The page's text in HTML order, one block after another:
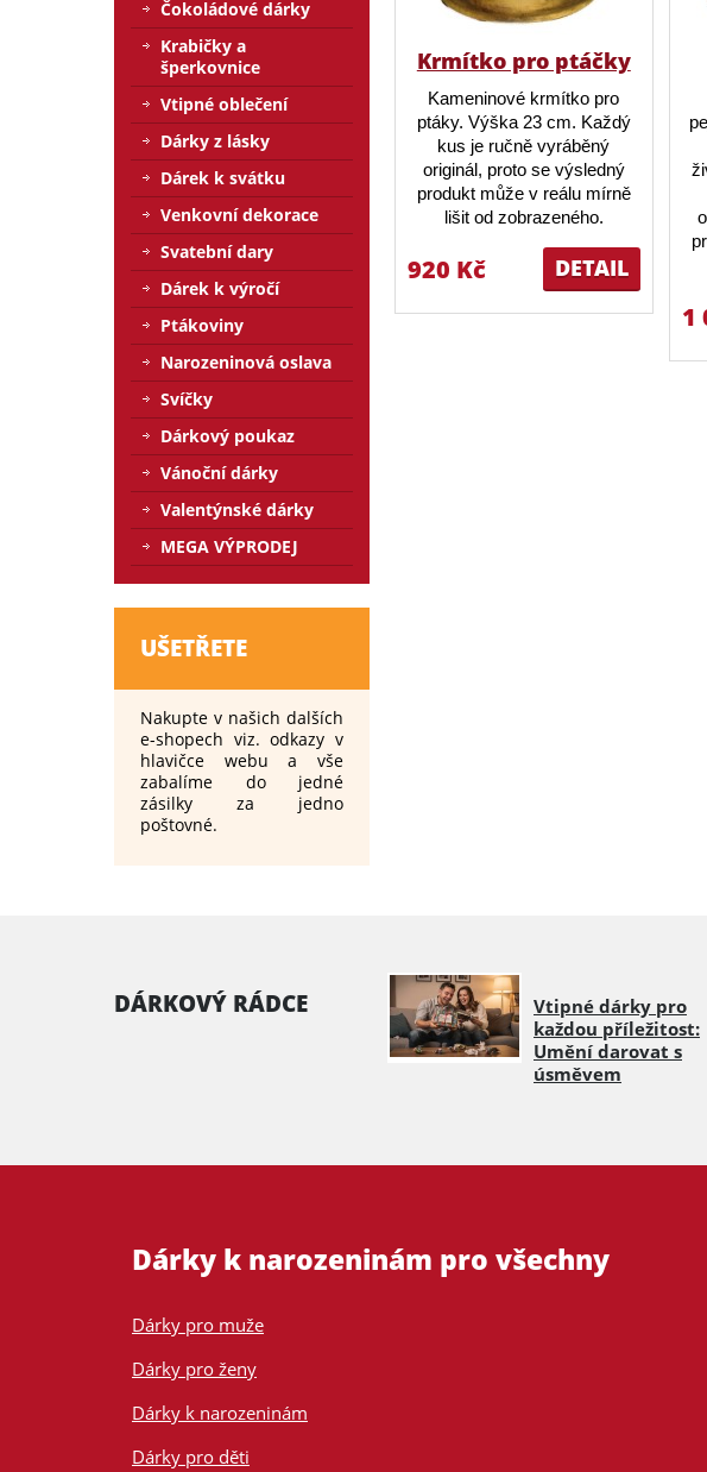
Krmítko pro ptáčky
Kameninové krmítko pro
ptáky. Výška 23 cm. Každý
kus je ručně vyráběný
originál, proto se výsledný
produkt může v reálu mírně
lišit od zobrazeného.
DETAIL
920 Kč
1
Čokoládové dárky
Krabičky a
šperkovnice
Vtipné oblečení
Dárky z lásky
Dárek k svátku
Venkovní dekorace
Svatební dary
Dárek k výročí
Ptákoviny
Narozeninová oslava
Svíčky
Dárkový poukaz
Vánoční dárky
Valentýnské dárky
MEGA VÝPRODEJ
UŠETŘETE
Nakupte v našich dalších
e-shopech viz. odkazy v
hlavičce webu a vše
zabalíme do jedné
zásilky za jedno
poštovné.
DÁRKOVÝ RÁDCE
Vtipné dárky pro
každou příležitost:
Umění darovat s
úsměvem
Dárky k narozeninám pro všechny
Dárky pro muže
Dárky pro ženy
Dárky k narozeninám
Dárky pro děti